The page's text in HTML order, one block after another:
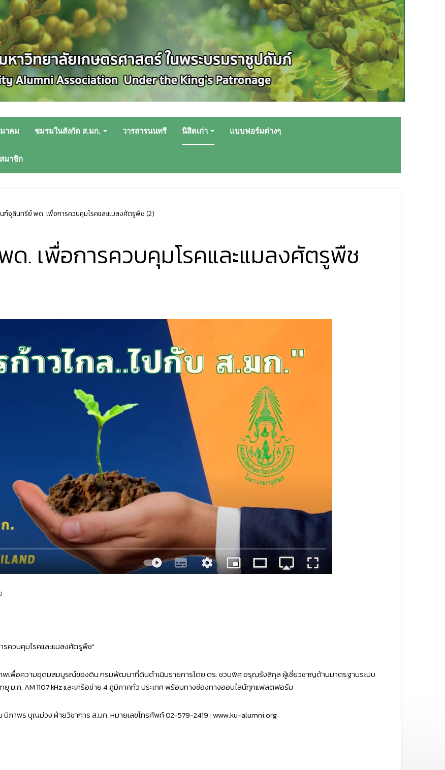
าคม ชมรมในสังกัด ส.มก. วารสารนนทรี นิสิตเก่า แบบฟอร์มต่างๆ
มาชิก
จุลินทรีย์ พด. เพื่อการควบคุมโรคและแมลงศัตรูพืช (2)
เพื่อการควบคุมโรคและแมลงศัตรูพืช
ควบคุมโรคและแมลงศัตรูพืช"
เพื่อความอุดมสมบูรณ์ของดิน กรมพัฒนาที่ดินดำเนินรายการโดย ดร. ชวนพิศ อรุณรังสิกุล ผู้เชี่ยวชาญด้านมาตรฐานระบบ
ม.ก. AM 1107 kHz และเครือข่าย 4 ภูมิภาคทั่ว ประเทศ พร้อมทางช่องทางออนไลน์ทุกแฟลตฟอร์ม
าพร บุญม่วง ฝ่ายวิชาการ ส.มก. หมายเลขโทรศัพท์ 02-579-2419 : www.ku-alumni.org